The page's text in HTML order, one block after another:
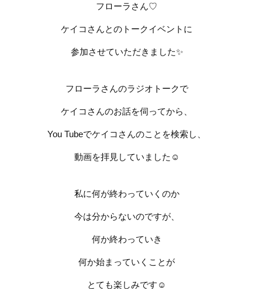
フローラさん♡
ケイコさんとのトークイベントに
参加させていただきました✨
フローラさんのラジオトークで
ケイコさんのお話を伺ってから、
You Tubeでケイコさんのことを検索し、
動画を拝見していました ☺️
私に何が終わっていくのか
今は分からないのですが、
何か終わっていき
何か始まっていくことが
とても楽しみです ☺️